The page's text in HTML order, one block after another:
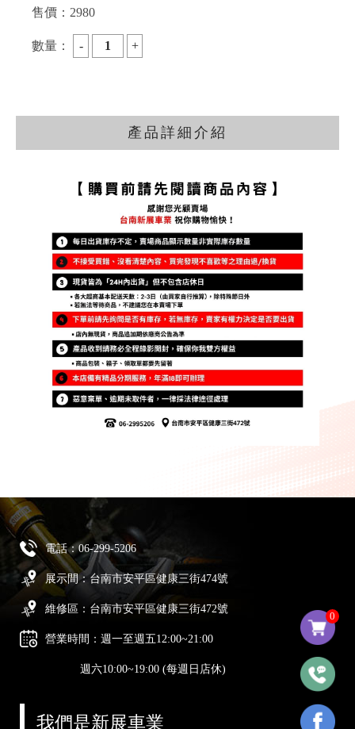
0
售價： 2980
數量：
產品詳細介紹
電話：06-299-5206
展示間：台南市安平區健康三街474號
維修區：台南市安平區健康三街472號
營業時間：週一至週五12:00~21:00
週六10:00~19:00 (每週日店休)
我們是新展車業